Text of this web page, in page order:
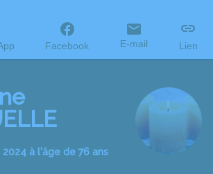
Facebook E-mail Lien
à l'âge de 76 ans